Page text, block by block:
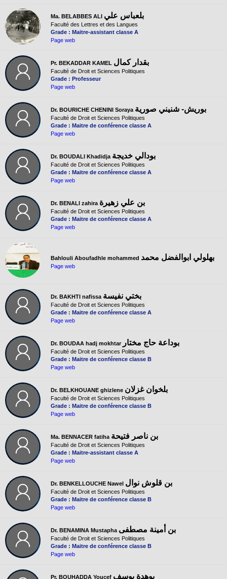
Ma. BELABBES ALI بلعباس علي
Faculté des Lettres et des Langues
Grade : Maitre-assistant classe A
Page web
Pr. BEKADDAR KAMEL بقدار كمال
Faculté de Droit et Sciences Politiques
Grade : Professeur
Page web
Dr. BOURICHE CHENINI Soraya بوريش- شنيني صورية
Faculté de Droit et Sciences Politiques
Grade : Maitre de conférence classe A
Page web
Dr. BOUDALI Khadidja بودالي خديجة
Faculté de Droit et Sciences Politiques
Grade : Maitre de conférence classe A
Page web
Dr. BENALI zahira بن علي زهيرة
Faculté de Droit et Sciences Politiques
Grade : Maitre de conférence classe A
Page web
Bahlouli Aboufadhle mohammed بهلولي ابوالفضل محمد
Page web
Dr. BAKHTI nafissa بختي نفيسة
Faculté de Droit et Sciences Politiques
Grade : Maitre de conférence classe A
Page web
Dr. BOUDAA hadj mokhtar بوداعة حاج مختار
Faculté de Droit et Sciences Politiques
Grade : Maitre de conférence classe B
Page web
Dr. BELKHOUANE ghizlene بلخوان غزلان
Faculté de Droit et Sciences Politiques
Grade : Maitre de conférence classe B
Page web
Ma. BENNACER fatiha بن ناصر فتيحة
Faculté de Droit et Sciences Politiques
Grade : Maitre-assistant classe A
Page web
Dr. BENKELLOUCHE Nawel بن قلوش نوال
Faculté de Droit et Sciences Politiques
Grade : Maitre de conférence classe B
Page web
Dr. BENAMINA Mustapha بن أمينة مصطفى
Faculté de Droit et Sciences Politiques
Grade : Maitre de conférence classe B
Page web
Pr. BOUHADDA Youcef بوهدة يوسف